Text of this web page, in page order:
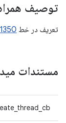
توصیف
تعریف در خط 1350
مستندات